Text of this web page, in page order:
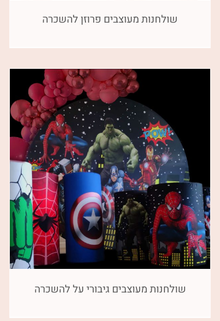
שולחנות מעוצבים פרוזן להשכרה
שולחנות מעוצבים גיבורי על להשכרה